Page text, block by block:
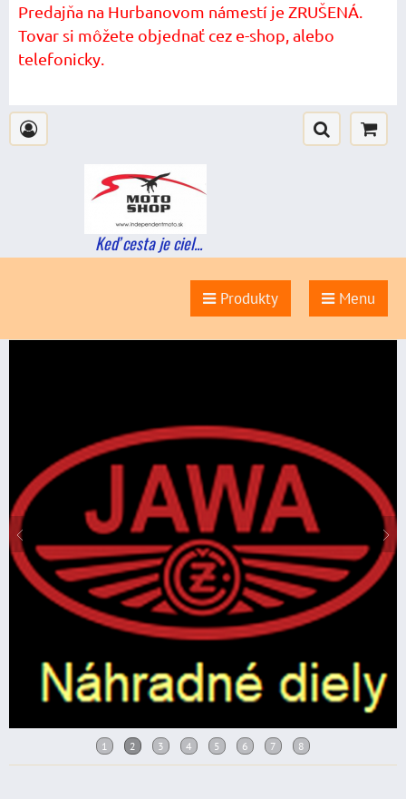
Predajňa na Hurbanovom námestí je ZRUŠENÁ.
Tovar si môžete objednať cez e-shop, alebo
telefonicky.
Keď cesta je ciel...
Produkty Menu